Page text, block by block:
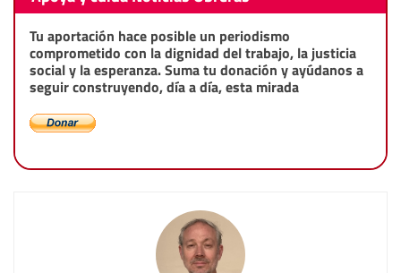
Tu aportación hace posible un periodismo
comprometido con la dignidad del trabajo, la justicia
social y la esperanza. Suma tu donación y ayúdanos a
seguir construyendo, día a día, esta mirada